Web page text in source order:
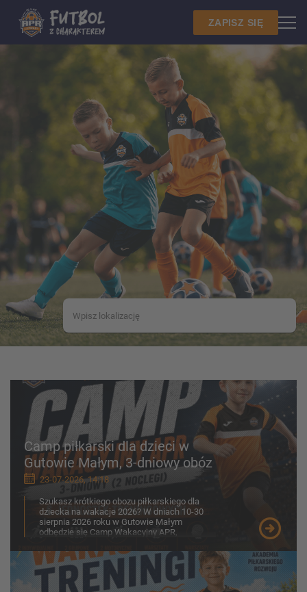
ZAPISZ SIĘ
Camp piłkarski dla dzieci w
Gutowie Małym, 3-dniowy obóz
23-07-2026, 14:18
Szukasz krótkiego obozu piłkarskiego dla
dziecka na wakacje 2026? W dniach 10-30
sierpnia 2026 roku w Gutowie Małym
odbędzie się Camp Wakacyjny APR,